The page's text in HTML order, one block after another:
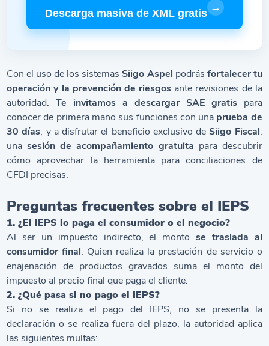
Descarga masiva de XML gratis →
Con el uso de los sistemasSiigo Aspel podrás fortalecer tu
operación y la prevención de riesgos ante revisiones de la
autoridad.Te invitamos a descargar SAE gratispara
conocer de primera mano sus funciones con una prueba de
30 días; y a disfrutar el beneficio exclusivo deSiigo Fiscal:
unasesión de acompañamiento gratuita para descubrir
cómo aprovechar la herramienta para conciliaciones de
CFDI precisas.
Preguntas frecuentes sobre el IEPS
1. ¿El IEPS lo paga el consumidor o el negocio?
Al ser un impuesto indirecto, el monto se traslada al
consumidor final. Quien realiza la prestación de servicio o
enajenación de productos gravados suma el monto del
impuesto al precio final que paga el cliente.
2. ¿Qué pasa si no pago el IEPS?
Si no se realiza el pago del IEPS, no se presenta la
declaración o se realiza fuera del plazo, la autoridad aplica
las siguientes multas: